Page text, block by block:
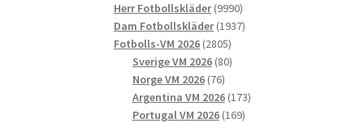
produkter
Herr Fotbollskläder 99909990
produkter
Dam Fotbollskläder 19371937
Fotbolls-VM 2026 28052805
produkter
Sverige VM 2026 8080
Norge VM 2026 7676
produkter
Argentina VM 2026 173173
Portugal VM 2026 169169